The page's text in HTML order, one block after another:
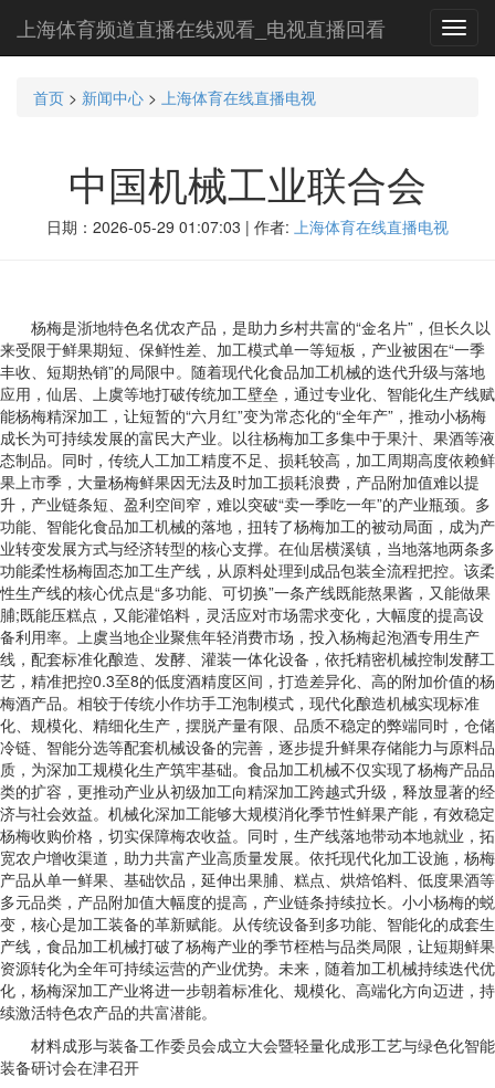
上海体育频道直播在线观看_电视直播回看
首页 > 新闻中心 > 上海体育在线直播电视
中国机械工业联合会
日期：2026-05-29 01:07:03 | 作者: 上海体育在线直播电视
杨梅是浙地特色名优农产品，是助力乡村共富的“金名片”，但长久以
来受限于鲜果期短、保鲜性差、加工模式单一等短板，产业被困在“一季
丰收、短期热销”的局限中。随着现代化食品加工机械的迭代升级与落地
应用，仙居、上虞等地打破传统加工壁垒，通过专业化、智能化生产线赋
能杨梅精深加工，让短暂的“六月红”变为常态化的“全年产”，推动小杨梅
成长为可持续发展的富民大产业。以往杨梅加工多集中于果汁、果酒等液
态制品。同时，传统人工加工精度不足、损耗较高，加工周期高度依赖鲜
果上市季，大量杨梅鲜果因无法及时加工损耗浪费，产品附加值难以提
升，产业链条短、盈利空间窄，难以突破“卖一季吃一年”的产业瓶颈。多
功能、智能化食品加工机械的落地，扭转了杨梅加工的被动局面，成为产
业转变发展方式与经济转型的核心支撑。在仙居横溪镇，当地落地两条多
功能柔性杨梅固态加工生产线，从原料处理到成品包装全流程把控。该柔
性生产线的核心优点是“多功能、可切换”一条产线既能熬果酱，又能做果
脯;既能压糕点，又能灌馅料，灵活应对市场需求变化，大幅度的提高设
备利用率。上虞当地企业聚焦年轻消费市场，投入杨梅起泡酒专用生产
线，配套标准化酿造、发酵、灌装一体化设备，依托精密机械控制发酵工
艺，精准把控0.3至8的低度酒精度区间，打造差异化、高的附加价值的杨
梅酒产品。相较于传统小作坊手工泡制模式，现代化酿造机械实现标准
化、规模化、精细化生产，摆脱产量有限、品质不稳定的弊端同时，仓储
冷链、智能分选等配套机械设备的完善，逐步提升鲜果存储能力与原料品
质，为深加工规模化生产筑牢基础。食品加工机械不仅实现了杨梅产品品
类的扩容，更推动产业从初级加工向精深加工跨越式升级，释放显著的经
济与社会效益。机械化深加工能够大规模消化季节性鲜果产能，有效稳定
杨梅收购价格，切实保障梅农收益。同时，生产线落地带动本地就业，拓
宽农户增收渠道，助力共富产业高质量发展。依托现代化加工设施，杨梅
产品从单一鲜果、基础饮品，延伸出果脯、糕点、烘焙馅料、低度果酒等
多元品类，产品附加值大幅度的提高，产业链条持续拉长。小小杨梅的蜕
变，核心是加工装备的革新赋能。从传统设备到多功能、智能化的成套生
产线，食品加工机械打破了杨梅产业的季节桎梏与品类局限，让短期鲜果
资源转化为全年可持续运营的产业优势。未来，随着加工机械持续迭代优
化，杨梅深加工产业将进一步朝着标准化、规模化、高端化方向迈进，持
续激活特色农产品的共富潜能。
材料成形与装备工作委员会成立大会暨轻量化成形工艺与绿色化智能
装备研讨会在津召开